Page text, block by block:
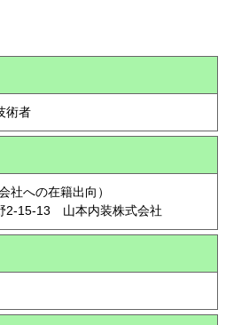
術者
社への在籍出向）
2-15-13 山本内装株式会社